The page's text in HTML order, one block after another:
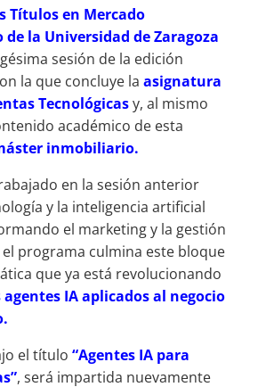
Títulos en Mercado
la Universidad de Zaragoza
sesión de la edición
la que concluye la asignatura
Tecnológicasy, al mismo
académico de esta
inmobiliario.
en la sesión anterior
y la inteligencia artificial
el marketing y la gestión
programa culmina este bloque
que ya está revolucionando
agentes IA aplicados al negocio
el título “Agentes IA para
, será impartida nuevamente